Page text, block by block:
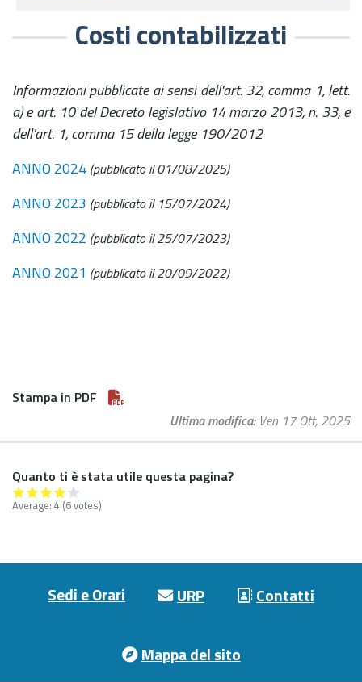
Costi contabilizzati
Informazioni pubblicate ai sensi dell'art. 32, comma 1, lett.
a) e art. 10 del Decreto legislativo 14 marzo 2013, n. 33, e
dell'art. 1, comma 15 della legge 190/2012
ANNO 2024 (pubblicato il 01/08/2025)
ANNO 2023 (pubblicato il 15/07/2024)
ANNO 2022 (pubblicato il 25/07/2023)
ANNO 2021 (pubblicato il 20/09/2022)
Stampa in PDF
Ultima modifica Ven 17 Ott, 2025
Quanto ti è stata utile questa pagina?
Average: 4 (6 votes)
Sedi e Orari URP Contatti
Mappa del sito